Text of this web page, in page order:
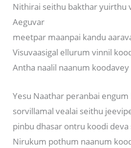
Nithirai seithu bakthar yuirthu
Aeguvar
meetpar maanpai kandu
Visuvaasigal ellurum vinnil
Antha naalil naanum
Yesu Naathar peranbai
sorvillamal vealai seithu
pinbu dhasar ontru koodi deva
Nirukum pothum naanum